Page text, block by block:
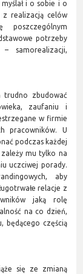
i o sobie i o
z realizacją celów
potrzeby
samorealizacji,
trudno zbudować
zaufaniu i
w firmie
pracowników. U
podczas każdej
mu tylko na
uczciwej porady.
aby
relacje z
jaką rolę
na co dzień,
będącego częścią
się ze zmianą